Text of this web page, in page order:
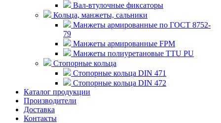
Вал-втулочные фиксаторы
Кольца, манжеты, сальники
Манжеты армированные по ГОСТ 8752-
79
Манжеты армированные FPM
Манжеты полиуретановые TTU PU
Стопорные кольца
Стопорные кольца DIN 471
Стопорные кольца DIN 472
Каталог продукции
Производители
Доставка
Контакты